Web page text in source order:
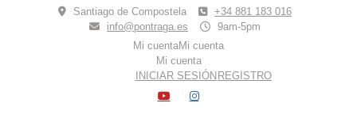
Santiago de Compostela
+34 881 183 016
info@pontraga.es
9am-5pm
Mi cuentaMi cuenta
Mi cuenta
INICIAR SESIÓN REGISTRO
YOUTUBE
INSTAGRAM